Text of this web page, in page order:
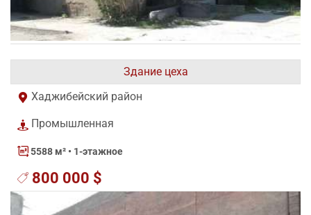
Здание цеха
Хаджибейский район
Промышленная
5588 м² • 1-этажное
800 000 $